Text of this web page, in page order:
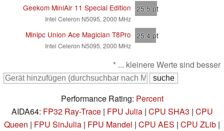
Geekom MiniAir 11 Special Edition
Intel Celeron N5095, 2000 MHz
25.5 pt
Minipc Union Ace Magician T8Pro
Intel Celeron N5095, 2000 MHz
25.4 pt
* ... kleinere Werte sind besser
Performance Rating: Percent
AIDA64: FP32 Ray-Trace| FPU Julia| CPU SHA3 | CPU
Queen | FPU SinJulia | FPU Mandel | CPU AES | CPU ZLib |